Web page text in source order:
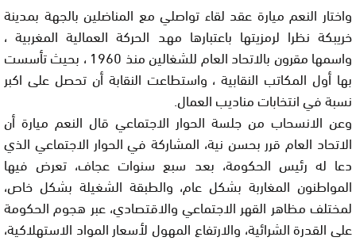
واختار النعم ميارة عقد لقاء تواصلي مع المناضلين بالجهة بمدينة
خريبكة نظرا لرمزيتها باعتبارها مهد الحركة العمالية المغربية ،
واسمها مقرون بالاتحاد العام للشغالين منذ 1960 ، بحيث تأسست
بها أول المكاتب النقابية ، واستطاعت النقابة أن تحصل على اكبر
نسبة في انتخابات مناديب العمال.
وعن الانسحاب من جلسة الحوار الاجتماعي قال النعم ميارة أن
الاتحاد العام قرر بحسن نية، المشاركة في الحوار الاجتماعي الذي
دعا له رئيس الحكومة، بعد سبع سنوات عجاف، تعرض فيها
المواطنون المغاربة بشكل عام، والطبقة الشغيلة بشكل خاص،
لمختلف مظاهر القهر الاجتماعي والاقتصادي، عبر هجوم الحكومة
على القدرة الشرائية، والارتفاع المهول لأسعار المواد الاستهلاكية،